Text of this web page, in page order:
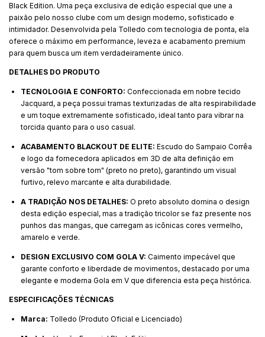
Black Edition. Uma peça exclusiva de edição especial que une a
paixão pelo nosso clube com um design moderno, sofisticado e
intimidador. Desenvolvida pela Tolledo com tecnologia de ponta, ela
oferece o máximo em performance, leveza e acabamento premium
para quem busca um item verdadeiramente único.
DETALHES DO PRODUTO
TECNOLOGIA E CONFORTO: Confeccionada em nobre tecido
Jacquard, a peça possui tramas texturizadas de alta respirabilidade
e um toque extremamente sofisticado, ideal tanto para vibrar na
torcida quanto para o uso casual.
ACABAMENTO BLACKOUT DE ELITE: Escudo do Sampaio Corrêa
e logo da fornecedora aplicados em 3D de alta definição em
versão "tom sobre tom" (preto no preto), garantindo um visual
furtivo, relevo marcante e alta durabilidade.
A TRADIÇÃO NOS DETALHES: O preto absoluto domina o design
desta edição especial, mas a tradição tricolor se faz presente nos
punhos das mangas, que carregam as icônicas cores vermelho,
amarelo e verde.
DESIGN EXCLUSIVO COM GOLA V: Caimento impecável que
garante conforto e liberdade de movimentos, destacado por uma
elegante e moderna Gola em V que diferencia esta peça histórica.
ESPECIFICAÇÕES TÉCNICAS
Marca: Tolledo (Produto Oficial e Licenciado)